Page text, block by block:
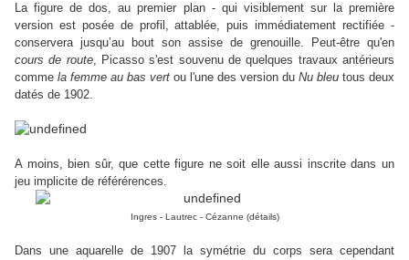
La figure de dos, au premier plan - qui visiblement sur la première
version est posée de profil, attablée, puis immédiatement rectifiée -
conservera jusqu’au bout son assise de grenouille. Peut-être qu'en
cours de route, Picasso s'est souvenu de quelques travaux antérieurs
comme la femme au bas vert ou l'une des version du Nu bleu tous deux
datés de 1902.
A moins, bien sûr, que cette figure ne soit elle aussi inscrite dans un
jeu implicite de référérences.
Ingres - Lautrec - Cézanne (détails)
Dans une aquarelle de 1907 la symétrie du corps sera cependant